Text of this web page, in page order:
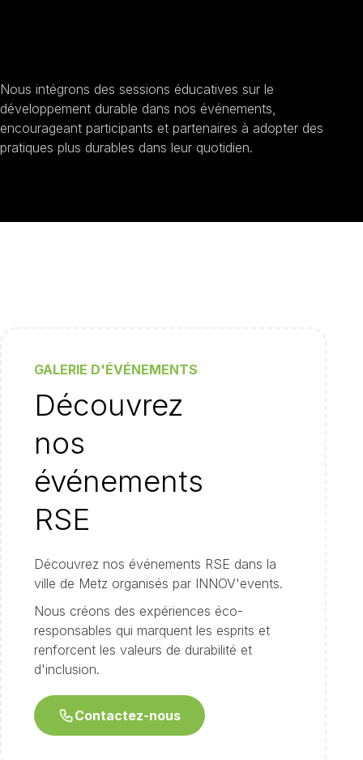
Nous intégrons des sessions éducatives sur le
développement durable dans nos événements,
encourageant participants et partenaires à adopter des
pratiques plus durables dans leur quotidien.
GALERIE D'ÉVÉNEMENTS
Découvrez
nos
événements
RSE
Découvrez nos événements RSE dans la
ville de Metz organisés par INNOV'events.
Nous créons des expériences éco-
responsables qui marquent les esprits et
renforcent les valeurs de durabilité et
d'inclusion.
Contactez-nous